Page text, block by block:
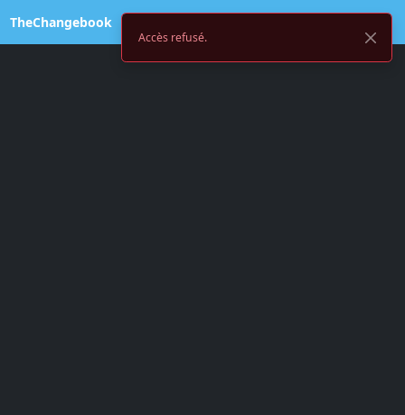
Accès refusé.
TheChangebook